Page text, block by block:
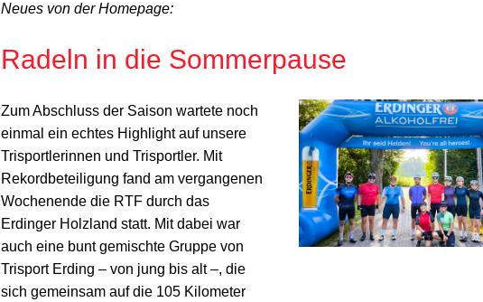
Neues von der Homepage:
Radeln in die Sommerpause
Zum Abschluss der Saison wartete noch
einmal ein echtes Highlight auf unsere
Trisportlerinnen und Trisportler. Mit
Rekordbeteiligung fand am vergangenen
Wochenende die RTF durch das
Erdinger Holzland statt. Mit dabei war
auch eine bunt gemischte Gruppe von
Trisport Erding – von jung bis alt –, die
sich gemeinsam auf die 105 Kilometer